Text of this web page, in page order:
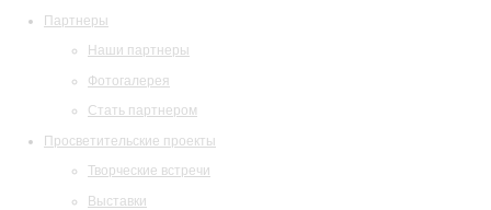
Партнеры
Наши партнеры
Фотогалерея
Стать партнером
Просветительские проекты
Творческие встречи
Выставки